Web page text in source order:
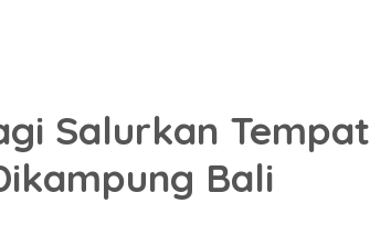
Salurkan Tempat
Bali